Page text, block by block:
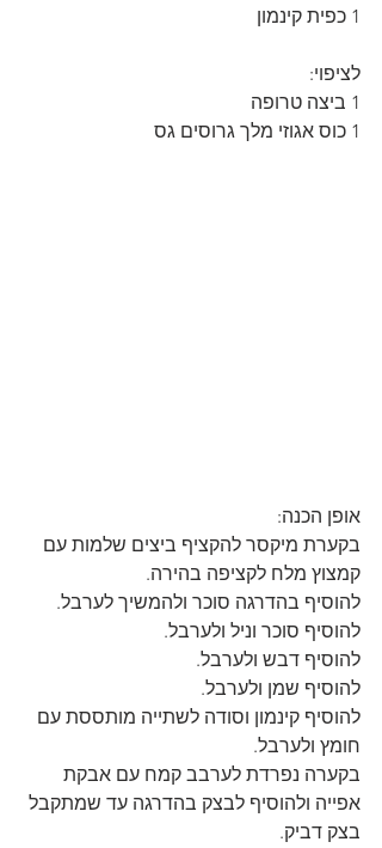
1 כפית קינמון
לציפוי:
1 ביצה טרופה
1 כוס אגוזי מלך גרוסים גס
אופן הכנה:
בקערת מיקסר להקציף ביצים שלמות עם
קמצוץ מלח לקציפה בהירה.
להוסיף בהדרגה סוכר ולהמשיך לערבל.
להוסיף סוכר וניל ולערבל.
להוסיף דבש ולערבל.
להוסיף שמן ולערבל.
להוסיף קינמון וסודה לשתייה מותססת עם
חומץ ולערבל.
בקערה נפרדת לערבב קמח עם אבקת
אפייה ולהוסיף לבצק בהדרגה עד שמתקבל
בצק דביק.